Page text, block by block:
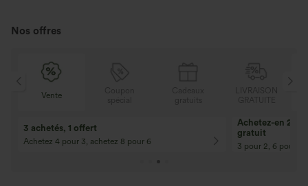
Nos offres
Vente
3 achetés, 1 offert
Achetez 4 pour 3, achetez 8 pour 6
Achetez-en 2,
gratuit
3 pour 2, 6 pour 4,